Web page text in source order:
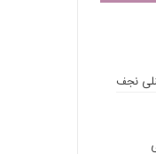
نجف